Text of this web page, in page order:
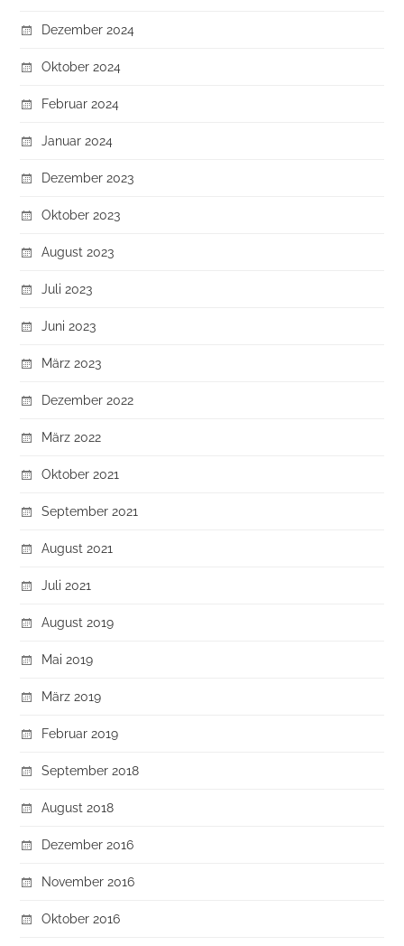
Dezember 2024
Oktober 2024
Februar 2024
Januar 2024
Dezember 2023
Oktober 2023
August 2023
Juli 2023
Juni 2023
März 2023
Dezember 2022
März 2022
Oktober 2021
September 2021
August 2021
Juli 2021
August 2019
Mai 2019
März 2019
Februar 2019
September 2018
August 2018
Dezember 2016
November 2016
Oktober 2016